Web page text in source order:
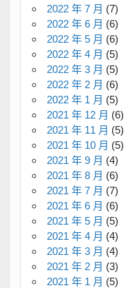
2022 年 7 月 (7)
2022 年 6 月 (6)
2022 年 5 月 (6)
2022 年 4 月 (5)
2022 年 3 月 (5)
2022 年 2 月 (6)
2022 年 1 月 (5)
2021 年 12 月 (6)
2021 年 11 月 (5)
2021 年 10 月 (5)
2021 年 9 月 (4)
2021 年 8 月 (6)
2021 年 7 月 (7)
2021 年 6 月 (6)
2021 年 5 月 (5)
2021 年 4 月 (4)
2021 年 3 月 (4)
2021 年 2 月 (3)
2021 年 1 月 (5)